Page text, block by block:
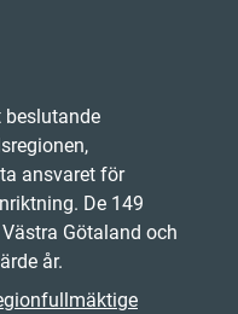
beslutande
ansvaret för
De 149
Götaland och
år.